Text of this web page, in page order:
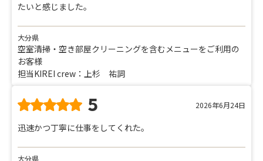
たいと感じました。
大分県
空室清掃・空き部屋クリーニングを含むメニューをご利用の
お客様
担当KIREI crew：上杉 祐詞
5 2026年6月24日
迅速かつ丁寧に仕事をしてくれた。
大分県